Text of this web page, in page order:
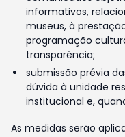
informativos,
museus, à
programação
transparência;
submissão prévia
dúvida à unidade
institucional e,
As medidas serão